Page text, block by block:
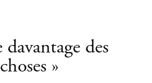
des
»